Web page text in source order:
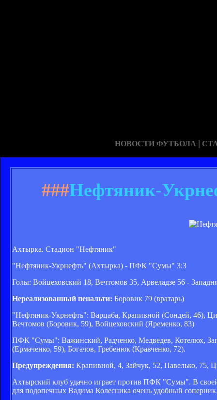
НОВОСТИ ФУТБОЛА |
###Нефтяник-
Ахтырка. Стадион "Нефтяник"
"Нефтяник-Укрнефть" (Ахтырка) - ПФК "Сумы" 3:3
Голы: Войцеховский 18, Вечтомов 35, Арвеладзе 56 -
Нереализованный пенальти: Боровик 79 (вратарь)
"Нефтяник-Укрнефть": Варцаба, Крапивной (Сондей, 46),
Вечтомов (Боровик, 59), Войцеховский (Яременко, 83)
ПФК "Сумы": Важинский, Радченко, Медведев, Котелюх,
(Ермаченко, 59), Богачов, Гребенюк (Кравченко, 72).
Предупреждения: Крапивной, 4, Зайчук, 52, Павелько, 75,
Ахтырский клуб удачно играет против ПФК "Сумы". В
для подопечных Вадима Колесника очень удобный